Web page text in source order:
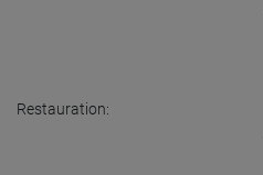
Restauration: